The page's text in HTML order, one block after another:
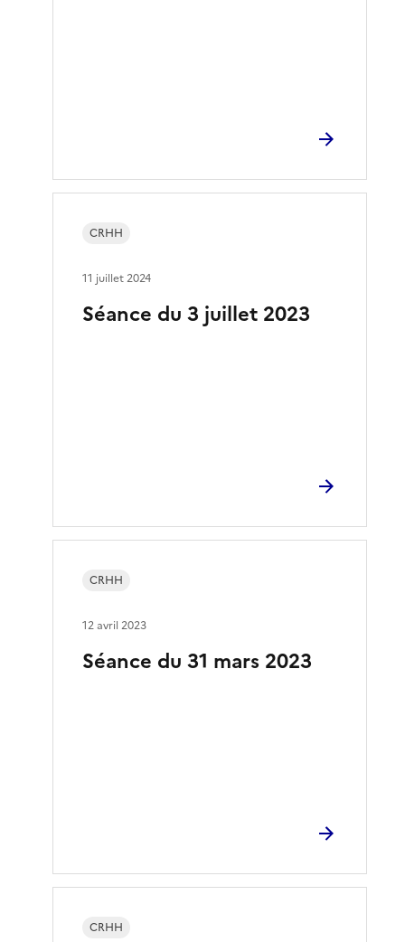
Séance du 3 juillet 2023
CRHH
11 juillet 2024
Séance du 31 mars 2023
CRHH
12 avril 2023
CRHH